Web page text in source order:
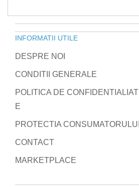
INFORMATII UTILE
DESPRE NOI
CONDITII GENERALE
POLITICA DE CONFIDENTIALIAT
E
PROTECTIA CONSUMATORULUI
CONTACT
MARKETPLACE